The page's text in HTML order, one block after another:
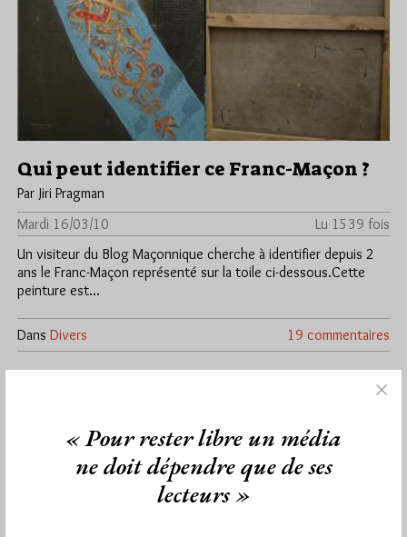
Qui peut identifier ce Franc-Maçon ?
Par Jiri Pragman
Mardi 16/03/10
Lu 1539 fois
Un visiteur du Blog Maçonnique cherche à identifier depuis 2
ans le Franc-Maçon représenté sur la toile ci-dessous.Cette
peinture est…
Dans Divers 19 commentaires
Par Jiri Pragman
Mardi 16/03/10
Lu 297 fois
Le mardi 16 mars 2010 à 18h, lors de la 3e conférence du
« Pour rester libre un média
ne doit dépendre que de ses
lecteurs »